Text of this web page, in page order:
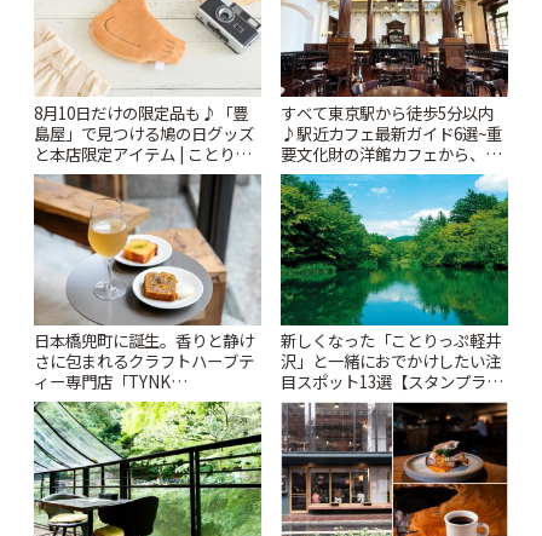
8月10日だけの限定品も♪「豊
島屋」で見つける鳩の日グッズ
と本店限定アイテム | ことりっ
ぷ
すべて東京駅から徒歩5分以内
♪駅近カフェ最新ガイド6選~重
要文化財の洋館カフェから、改
札すぐのレトロ喫茶まで~ | こと
りっぷ
日本橋兜町に誕生。香りと静け
さに包まれるクラフトハーブテ
ィー専門店「TYNK
Kabutocho」 | ことりっぷ
新しくなった「ことりっぷ軽井
沢」と一緒におでかけしたい注
目スポット13選【スタンプラリ
ー開催中】 | ことりっぷ